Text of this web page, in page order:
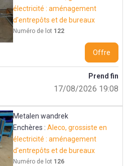
électricité : aménagement
d'entrepôts et de bureaux
Numéro de lot 122
Offre
Prend fin
17/08/2026 19:08
Metalen wandrek
Enchères :Aleco, grossiste en
électricité : aménagement
d'entrepôts et de bureaux
Numéro de lot 126